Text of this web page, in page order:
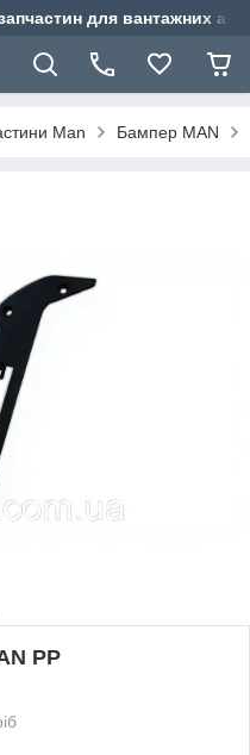
для вантажних
Man Бампер MAN
PP